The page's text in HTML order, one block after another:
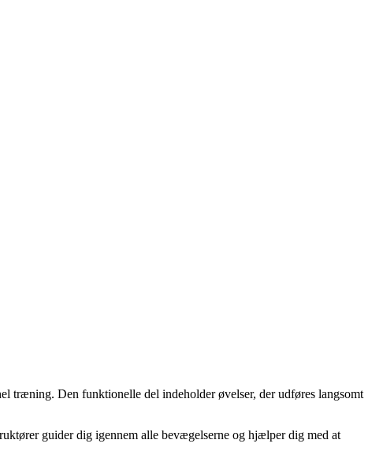
træning. Den funktionelle del indeholder øvelser, der udføres langsomt
guider dig igennem alle bevægelserne og hjælper dig med at